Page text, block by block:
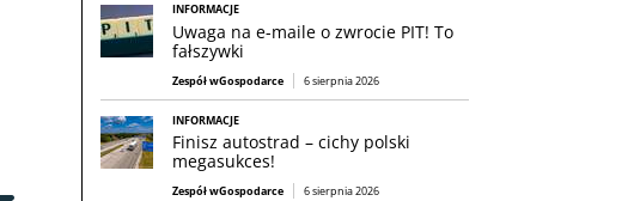
INFORMACJE
Uwaga na e-maile o zwrocie PIT! To
fałszywki
Zespół wGospodarce 6 sierpnia 2026
INFORMACJE
Finisz autostrad – cichy polski
megasukces!
Zespół wGospodarce 6 sierpnia 2026